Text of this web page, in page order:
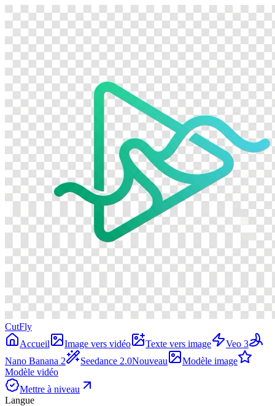
CutFly
Accueil
Image vers vidéo Texte vers image
Veo 3
Nano Banana 2
Seedance 2.0Nouveau
Modèle image
Modèle vidéo
Mettre à niveau
Langue